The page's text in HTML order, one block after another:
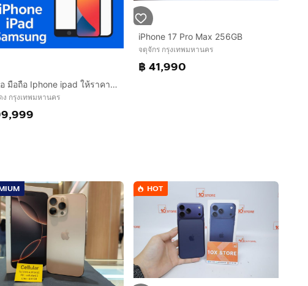
รับซื้อ มือถือ Iphone ipad ให้ราคาสูง
กรุงเทพมหานคร
iPhone 17 Pro Max 256GB
จตุจักร กรุงเทพมหานคร
฿ 41,990
HOT